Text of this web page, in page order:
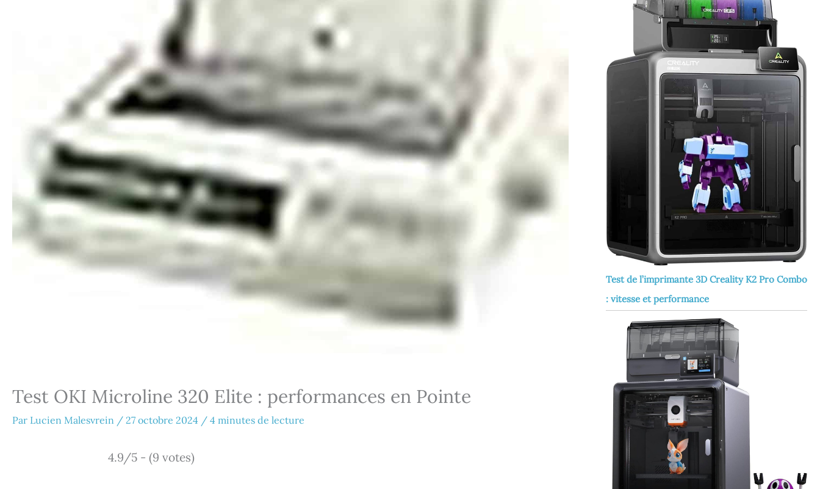
Test OKI Microline 320 Elite : performances en Pointe
Par Lucien Malesvrein / 27 octobre 2024 / 4 minutes de lecture
4.9/5 - (9 votes)
Test de l’imprimante 3D Creality K2 Pro Combo
: vitesse et performance